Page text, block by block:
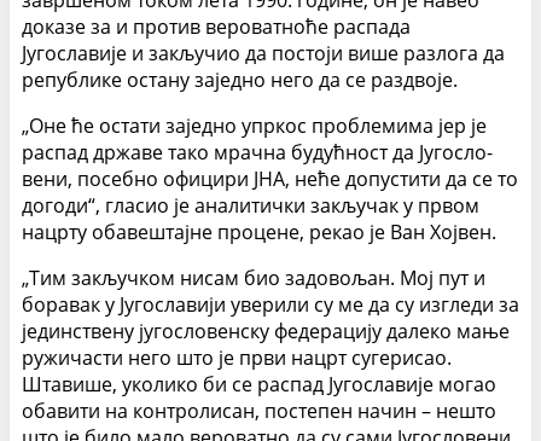
доказе за и против вероватноће распада
Југославије и закључио да постоји више разлога да
републике остану заједно него да се раздвоје.
„Оне ће остати заједно упркос проблемима јер је
распад државе тако мрачна будућност да Југосло­
вени, посебно официри ЈНА, неће допустити да се то
догоди“, гласио је аналитички закључак у првом
нацрту обавештајне процене, рекао је Ван Хојвен.
„Тим закључком нисам био задовољан. Мој пут и
боравак у Југославији уверили су ме да су изгледи за
јединствену југословенску федерацију далеко мање
ружичасти него што је први нацрт сугерисао.
Штавише, уколико би се распад Југославије могао
обавити на контролисан, постепен начин – нешто